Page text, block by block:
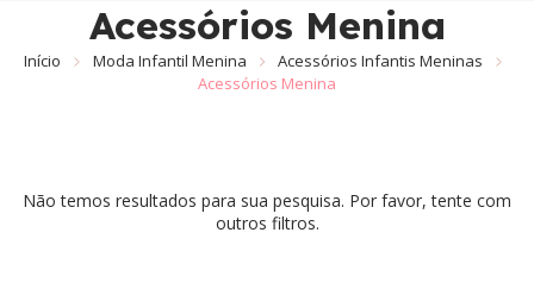
Acessórios Menina
Início Moda Infantil Menina
Acessórios Infantis Meninas
Acessórios Menina
Não temos resultados para sua pesquisa. Por favor, tente com
outros filtros.